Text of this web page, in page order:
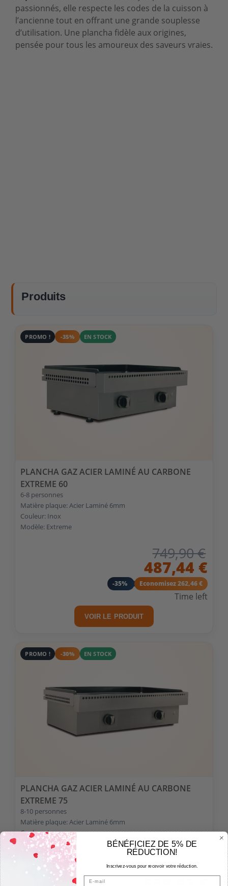
passionnés, elle respecte les codes de la cuisson à
l’ancienne tout en offrant une grande souplesse
d’utilisation. Une plancha fidèle aux origines,
pensée pour tous les amoureux des saveurs vraies.
Produits
PROMO ! -35% EN STOCK
PLANCHA GAZ ACIER LAMINÉ AU CARBONE
EXTREME 60
6-8 personnes
Matière plaque: Acier Laminé 6mm
Couleur: Inox
Modèle: Extreme
749,90 €
487,44 €
-35% Economisez 262,46 €
Time left
VOIR LE PRODUIT
PROMO ! -30% EN STOCK
PLANCHA GAZ ACIER LAMINÉ AU CARBONE
EXTREME 75
8-10 personnes
Matière plaque: Acier Laminé 6mm
Couleur: Inox
Modèle: Extreme
799,90 €
BÉNÉFICIEZ DE 5% DE
RÉDUCTION!
Inscrivez-vous pour recevoir votre réduction.
Email